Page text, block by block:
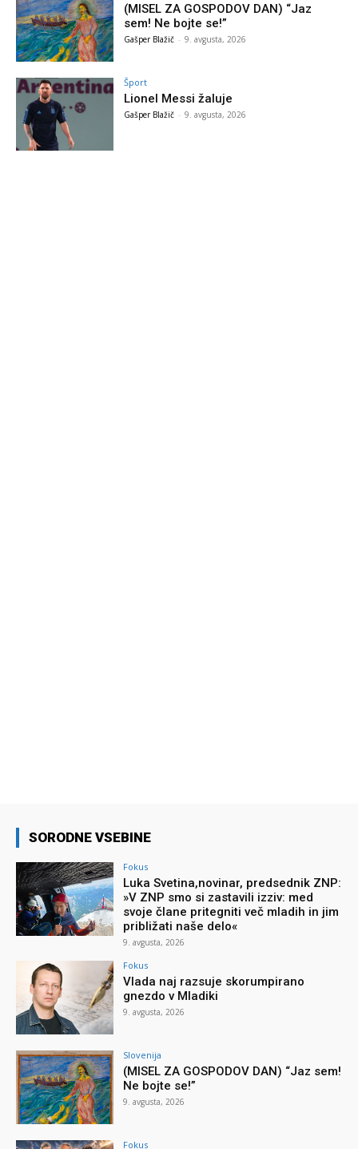
(MISEL ZA GOSPODOV DAN) “Jaz
sem! Ne bojte se!”
Gašper Blažič - 9. avgusta, 2026
Šport
Lionel Messi žaluje
Gašper Blažič - 9. avgusta, 2026
SORODNE VSEBINE
Fokus
Luka Svetina,novinar, predsednik ZNP:
»V ZNP smo si zastavili izziv: med
svoje člane pritegniti več mladih in jim
približati naše delo«
9. avgusta, 2026
Fokus
Vlada naj razsuje skorumpirano
gnezdo v Mladiki
9. avgusta, 2026
Slovenija
(MISEL ZA GOSPODOV DAN) “Jaz sem!
Ne bojte se!”
9. avgusta, 2026
Fokus